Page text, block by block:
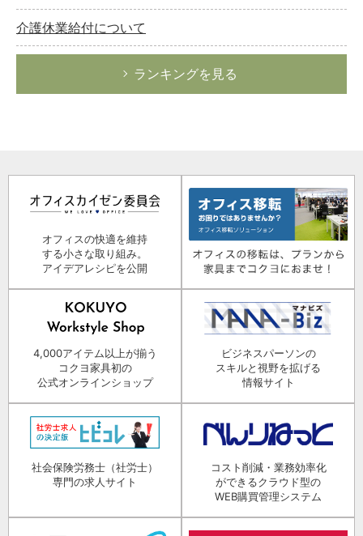
介護休業給付について
ランキングを見る
オフィスの快適を維持
する小さな取り組み。
アイデアレシピを公開
4,000アイテム以上が揃う
コクヨ家具初の
公式オンラインショップ
ビジネスパーソンの
スキルと視野を拡げる
情報サイト
社会保険労務士（社労士）
専門の求人サイト
コスト削減・業務効率化
ができるクラウド型の
WEB購買管理システム